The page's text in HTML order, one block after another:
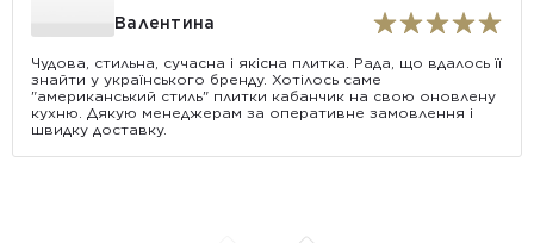
Валентина
Чудова, стильна, сучасна і якісна плитка. Рада, що вдалось її
знайти у українського бренду. Хотілось саме
"американський стиль" плитки кабанчик на свою оновлену
кухню. Дякую менеджерам за оперативне замовлення і
швидку доставку.